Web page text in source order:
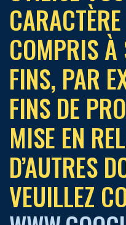
COMPRIS À
FINS, PAR
FINS DE
MISE EN
D’AUTRES
VEUILLEZ